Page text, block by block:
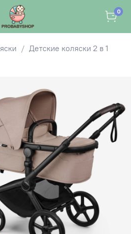
0
Детские коляски 2 в 1